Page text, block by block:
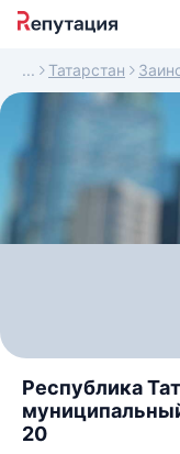
Татарстан
Республика
20